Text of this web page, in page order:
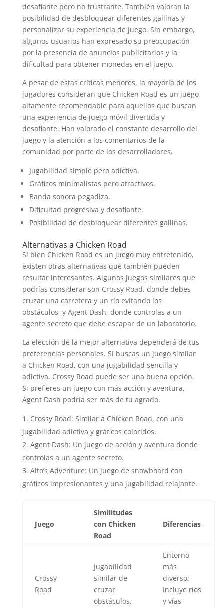
desafiante pero no frustrante. También valoran la
posibilidad de desbloquear diferentes gallinas y
personalizar su experiencia de juego. Sin embargo,
algunos usuarios han expresado su preocupación
por la presencia de anuncios publicitarios y la
dificultad para obtener monedas en el juego.
A pesar de estas críticas menores, la mayoría de los
jugadores consideran que Chicken Road es un juego
altamente recomendable para aquellos que buscan
una experiencia de juego móvil divertida y
desafiante. Han valorado el constante desarrollo del
juego y la atención a los comentarios de la
comunidad por parte de los desarrolladores.
Jugabilidad simple pero adictiva.
Gráficos minimalistas pero atractivos.
Banda sonora pegadiza.
Dificultad progresiva y desafiante.
Posibilidad de desbloquear diferentes gallinas.
Alternativas a Chicken Road
Si bien Chicken Road es un juego muy entretenido,
existen otras alternativas que también pueden
resultar interesantes. Algunos juegos similares que
podrías considerar son Crossy Road, donde debes
cruzar una carretera y un río evitando los
obstáculos, y Agent Dash, donde controlas a un
agente secreto que debe escapar de un laboratorio.
La elección de la mejor alternativa dependerá de tus
preferencias personales. Si buscas un juego similar
a Chicken Road, con una jugabilidad sencilla y
adictiva, Crossy Road puede ser una buena opción.
Si prefieres un juego con más acción y aventura,
Agent Dash podría ser más de tu agrado.
Crossy Road: Similar a Chicken Road, con una
jugabilidad adictiva y gráficos coloridos.
Agent Dash: Un juego de acción y aventura donde
controlas a un agente secreto.
Alto’s Adventure: Un juego de snowboard con
gráficos impresionantes y una jugabilidad relajante.
Juego
Similitudes
con Chicken
Road
Diferencias
Crossy
Road
Jugabilidad
similar de
cruzar
obstáculos.
Entorno
más
diverso;
incluye ríos
y vías